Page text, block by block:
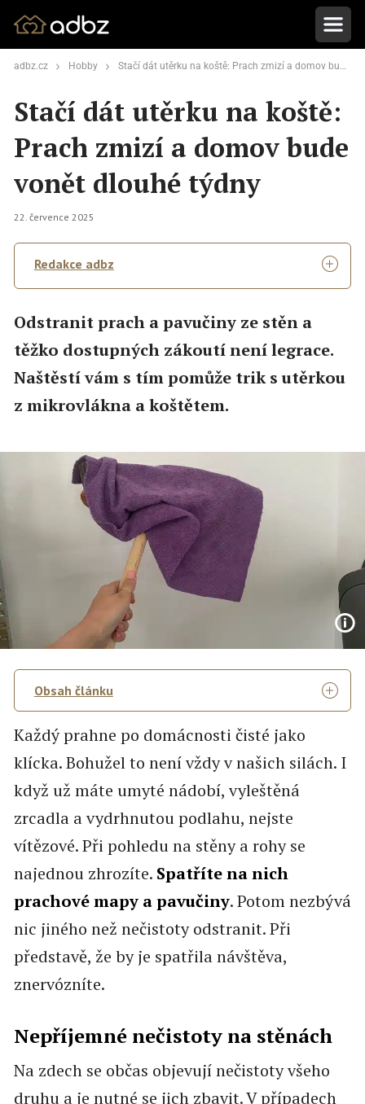
adbz.cz Hobby Stačí dát utěrku na koště: Prach zmizí a domov bude vonět dlouhé týdny
Stačí dát utěrku na koště:
Prach zmizí a domov bude
vonět dlouhé týdny
22. července 2025
Redakce adbz
Odstranit prach a pavučiny ze stěn a
těžko dostupných zákoutí není legrace.
Naštěstí vám s tím pomůže trik s utěrkou
z mikrovlákna a koštětem.
Obsah článku
Každý prahne po domácnosti čisté jako
klícka. Bohužel to není vždy v našich silách. I
když už máte umyté nádobí, vyleštěná
zrcadla a vydrhnutou podlahu, nejste
vítězové. Při pohledu na stěny a rohy se
najednou zhrozíte. Spatříte na nich
prachové mapy a pavučiny. Potom nezbývá
nic jiného než nečistoty odstranit. Při
představě, že by je spatřila návštěva,
znervózníte.
Nepříjemné nečistoty na stěnách
Na zdech se občas objevují nečistoty všeho
druhu a je nutné se jich zbavit. V případech